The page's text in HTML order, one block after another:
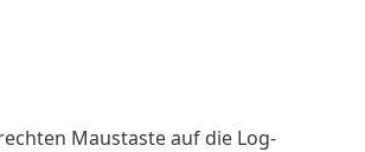
Maustaste auf die Log-